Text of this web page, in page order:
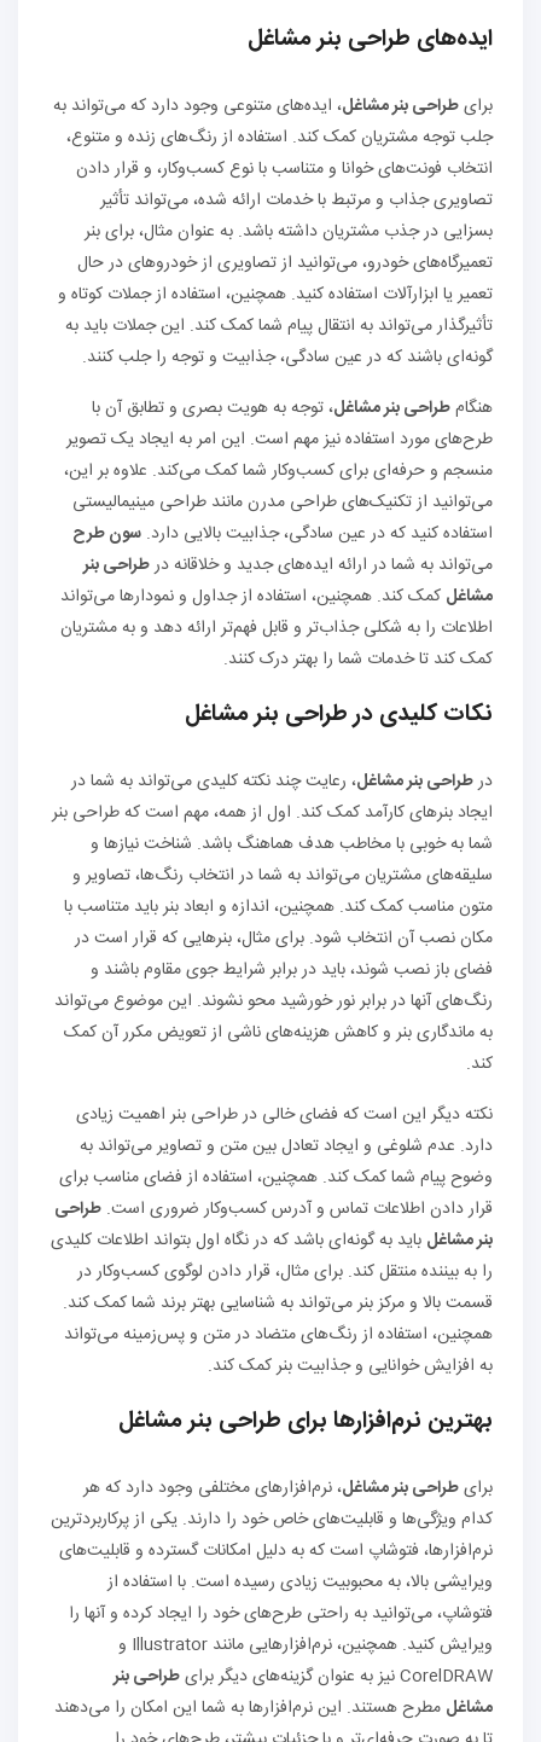
ایده‌های طراحی بنر مشاغل
برایطراحی بنر مشاغل، ایده‌های متنوعی وجود دارد که می‌تواند به
جلب توجه مشتریان کمک کند. استفاده از رنگ‌های زنده و متنوع،
انتخاب فونت‌های خوانا و متناسب با نوع کسب‌وکار، و قرار دادن
تصاویری جذاب و مرتبط با خدمات ارائه شده، می‌تواند تأثیر
بسزایی در جذب مشتریان داشته باشد. به عنوان مثال، برای بنر
تعمیرگاه‌های خودرو، می‌توانید از تصاویری از خودروهای در حال
تعمیر یا ابزارآلات استفاده کنید. همچنین، استفاده از جملات کوتاه و
تأثیرگذار می‌تواند به انتقال پیام شما کمک کند. این جملات باید به
گونه‌ای باشند که در عین سادگی، جذابیت و توجه را جلب کنند.
هنگامطراحی بنر مشاغل، توجه به هویت بصری و تطابق آن با
طرح‌های مورد استفاده نیز مهم است. این امر به ایجاد یک تصویر
منسجم و حرفه‌ای برای کسب‌وکار شما کمک می‌کند. علاوه بر این،
می‌توانید از تکنیک‌های طراحی مدرن مانند طراحی مینیمالیستی
استفاده کنید که در عین سادگی، جذابیت بالایی دارد. سون طرح
می‌تواند به شما در ارائه ایده‌های جدید و خلاقانه درطراحی بنر
مشاغل کمک کند. همچنین، استفاده از جداول و نمودارها می‌تواند
اطلاعات را به شکلی جذاب‌تر و قابل فهم‌تر ارائه دهد و به مشتریان
کمک کند تا خدمات شما را بهتر درک کنند.
نکات کلیدی درطراحی بنر مشاغل
درطراحی بنر مشاغل، رعایت چند نکته کلیدی می‌تواند به شما در
ایجاد بنرهای کارآمد کمک کند. اول از همه، مهم است که طراحی بنر
شما به خوبی با مخاطب هدف هماهنگ باشد. شناخت نیازها و
سلیقه‌های مشتریان می‌تواند به شما در انتخاب رنگ‌ها، تصاویر و
متون مناسب کمک کند. همچنین، اندازه و ابعاد بنر باید متناسب با
مکان نصب آن انتخاب شود. برای مثال، بنرهایی که قرار است در
فضای باز نصب شوند، باید در برابر شرایط جوی مقاوم باشند و
رنگ‌های آنها در برابر نور خورشید محو نشوند. این موضوع می‌تواند
به ماندگاری بنر و کاهش هزینه‌های ناشی از تعویض مکرر آن کمک
کند.
نکته دیگر این است که فضای خالی در طراحی بنر اهمیت زیادی
دارد. عدم شلوغی و ایجاد تعادل بین متن و تصاویر می‌تواند به
وضوح پیام شما کمک کند. همچنین، استفاده از فضای مناسب برای
قرار دادن اطلاعات تماس و آدرس کسب‌وکار ضروری است. طراحی
بنر مشاغل باید به گونه‌ای باشد که در نگاه اول بتواند اطلاعات کلیدی
را به بیننده منتقل کند. برای مثال، قرار دادن لوگوی کسب‌وکار در
قسمت بالا و مرکز بنر می‌تواند به شناسایی بهتر برند شما کمک کند.
همچنین، استفاده از رنگ‌های متضاد در متن و پس‌زمینه می‌تواند
به افزایش خوانایی و جذابیت بنر کمک کند.
بهترین نرم‌افزارها برای طراحی بنر مشاغل
برایطراحی بنر مشاغل، نرم‌افزارهای مختلفی وجود دارد که هر
کدام ویژگی‌ها و قابلیت‌های خاص خود را دارند. یکی از پرکاربردترین
نرم‌افزارها، فتوشاپ است که به دلیل امکانات گسترده و قابلیت‌های
ویرایشی بالا، به محبوبیت زیادی رسیده است. با استفاده از
فتوشاپ، می‌توانید به راحتی طرح‌های خود را ایجاد کرده و آنها را
ویرایش کنید. همچنین، نرم‌افزارهایی مانند Illustrator و
CorelDRAW نیز به عنوان گزینه‌های دیگر برای
طراحی بنر
مشاغل مطرح هستند. این نرم‌افزارها به شما این امکان را می‌دهند